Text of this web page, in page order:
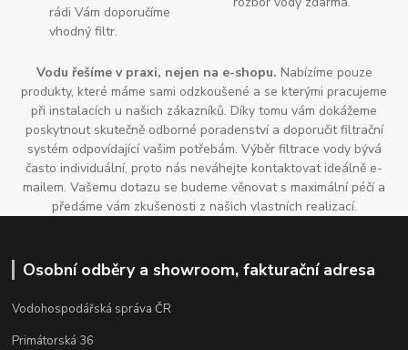
rádi Vám doporučíme
vhodný filtr.
Vodu řešíme v praxi, nejen na e-shopu. Nabízíme pouze
produkty, které máme sami odzkoušené a se kterými pracujeme
při instalacích u našich zákazníků. Díky tomu vám dokážeme
poskytnout skutečně odborné poradenství a doporučit filtrační
systém odpovídající vašim potřebám. Výběr filtrace vody bývá
často individuální, proto nás neváhejte kontaktovat ideálně e-
mailem. Vašemu dotazu se budeme věnovat s maximální péčí a
předáme vám zkušenosti z našich vlastních realizací.
Osobní odběry a showroom, fakturační adresa
Vodohospodářská správa ČR
Primátorská 36